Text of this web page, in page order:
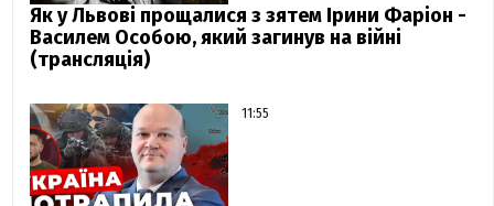
Як у Львові прощалися з зятем Ірини Фаріон -
Василем Особою, який загинув на війні
(трансляція)
11:55